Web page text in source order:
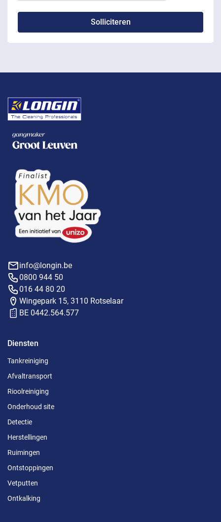
info@longin.be
0800 944 50
016 44 80 20
Wingepark 15, 3110 Rotselaar
BE 0442.564.577
Diensten
Tankreiniging
Afvaltransport
Rioolreiniging
Onderhoud site
Detectie
Herstellingen
Ruimingen
Ontstoppingen
Vetputten
Ontkalking